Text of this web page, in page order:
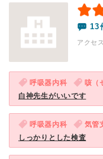
13
アクセ
呼吸器内科 咳（
白神先生がいいです
呼吸器内科 気管
しっかりとした検査